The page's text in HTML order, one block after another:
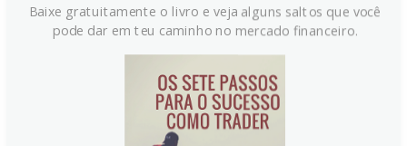
Baixe gratuitamente o livro e veja alguns saltos que você
pode dar em teu caminho no mercado financeiro.